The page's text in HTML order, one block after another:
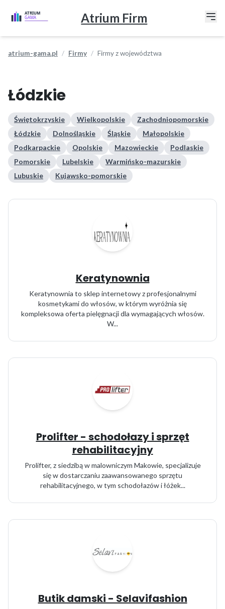
Atrium Firm
atrium-gama.pl Firmy Firmy z województwa
Łódzkie
Świętokrzyskie Wielkopolskie
Zachodniopomorskie
Łódzkie
Dolnośląskie Śląskie
Małopolskie
Podkarpackie
Opolskie Mazowieckie
Podlaskie
Pomorskie
Lubelskie
Warmińsko-mazurskie
Lubuskie
Kujawsko-pomorskie
Keratynownia
Keratynownia to sklep internetowy z profesjonalnymi
kosmetykami do włosów, w którym wyróżnia się
kompleksowa oferta pielęgnacji dla wymagających włosów.
W...
Prolifter - schodołazy i sprzęt
rehabilitacyjny
Prolifter, z siedzibą w malowniczym Makowie, specjalizuje
się w dostarczaniu zaawansowanego sprzętu
rehabilitacyjnego, w tym schodołazów i łóżek...
Butik damski - Selavifashion